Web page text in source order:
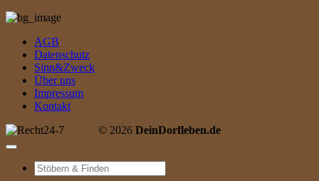
AGB
Datenschutz
Sinn&Zweck
Über uns
Impressum
Kontakt
© 2026 DeinDorfleben.de
Suche